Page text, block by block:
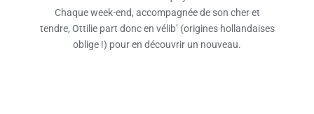
Chaque week-end, accompagnée de son cher et
tendre, Ottilie part donc en vélib’ (origines hollandaises
oblige !) pour en découvrir un nouveau.